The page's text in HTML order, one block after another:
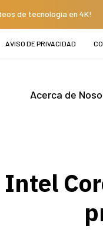
de tecnología en 4K!
AVISO DE PRIVACIDAD
Acerca de
Intel